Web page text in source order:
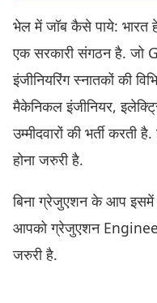
भेल में जॉब कैसे पाये: भारत
एक सरकारी संगठन है. जो
इंजीनियरिंग स्नातकों की
मैकेनिकल इंजीनियर,
उम्मीदवारों की भर्ती
होना जरुरी है.
बिना ग्रेजुएशन के आप इसमें
आपको ग्रेजुएशन
जरुरी है.